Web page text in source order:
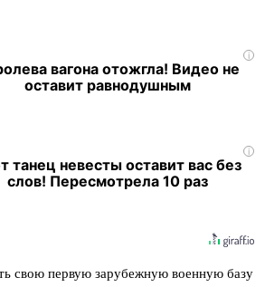
i
вагона отожгла! Видео не
оставит равнодушным
i
танец невесты оставит вас без
слов! Пересмотрела 10 раз
свою первую зарубежную военную базу